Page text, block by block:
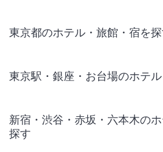
東京都のホテル・旅館・宿を
東京駅・銀座・お台場のホテ
新宿・渋谷・赤坂・六本木の
探す